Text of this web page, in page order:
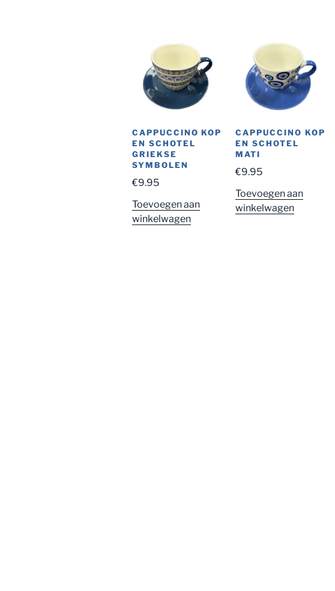
CAPPUCCINO KOP
EN SCHOTEL
GRIEKSE
SYMBOLEN
€9.95
Toevoegen aan
winkelwagen
CAPPUCCINO KOP
EN SCHOTEL
MATI
€9.95
Toevoegen aan
winkelwagen